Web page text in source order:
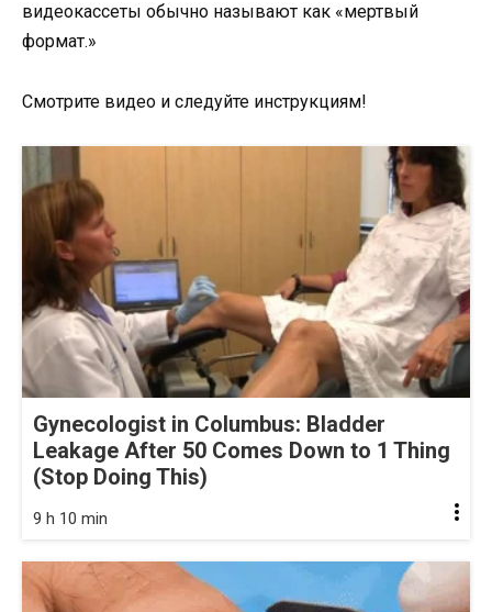
видеокассеты обычно называют как «мертвый
формат.»
Смотрите видео и следуйте инструкциям!
Gynecologist in Columbus: Bladder
Leakage After 50 Comes Down to 1 Thing
(Stop Doing This)
9 h 10 min